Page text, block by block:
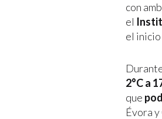
con
el
el inicio
2°C a
que
Évora